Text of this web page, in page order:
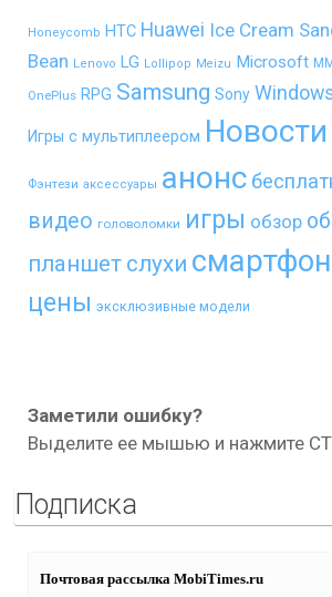
Honeycomb HTC Huawei Ice Cream
Bean Lenovo LG Lollipop Meizu Microsoft
OnePlus RPG Samsung Sony
Игры с мультиплеером Новости
Фэнтези аксессуары анонс
видео головоломки игры обзор
планшет слухи смартфон
цены эксклюзивные модели
Заметили ошибку?
Выделите ее мышью и нажмите
Подписка
Почтовая рассылка MobiTimes.ru